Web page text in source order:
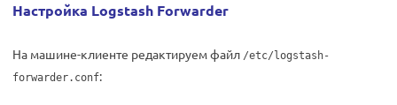
Настройка Logstash Forwarder
На машине-клиенте редактируем файл /etc/logstash-
forwarder.conf: